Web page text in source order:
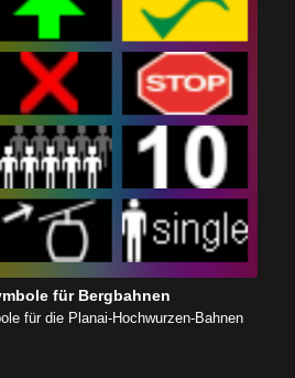
für Bergbahnen
für die Planai-Hochwurzen-Bahnen